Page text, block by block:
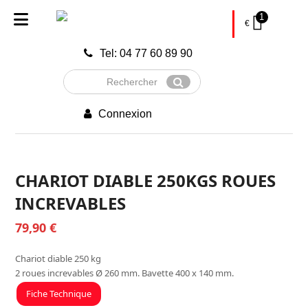
Tel: 04 77 60 89 90
Rechercher
Envoyer
Connexion
€
1
CHARIOT DIABLE 250KGS ROUES
INCREVABLES
79,90€
Chariot diable 250 kg
2 roues increvables Ø 260 mm. Bavette 400 x 140 mm.
Fiche Technique